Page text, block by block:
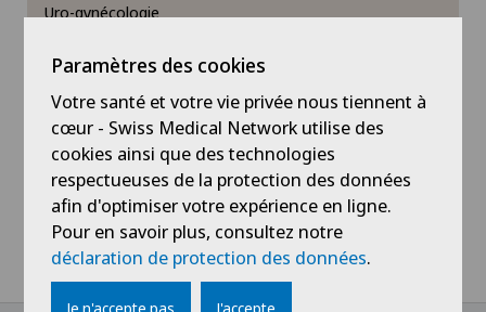
Uro-gynécologie
Voir profil
Paramètres des cookies
Votre santé et votre vie privée nous tiennent à
cœur - Swiss Medical Network utilise des
cookies ainsi que des technologies
respectueuses de la protection des données
afin d'optimiser votre expérience en ligne.
Pour en savoir plus, consultez notre
déclaration de protection des données.